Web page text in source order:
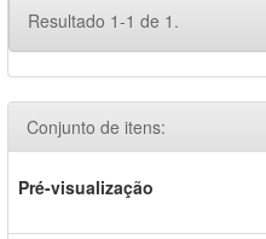
Resultado 1-1 de 1.
Conjunto de itens:
Pré-visualização